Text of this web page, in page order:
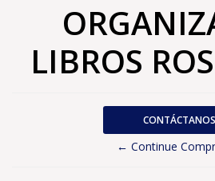
LIBROS
CONTÁCTANOS
← Continue